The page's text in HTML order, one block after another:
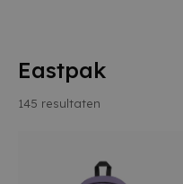
Eastpak
145 resultaten